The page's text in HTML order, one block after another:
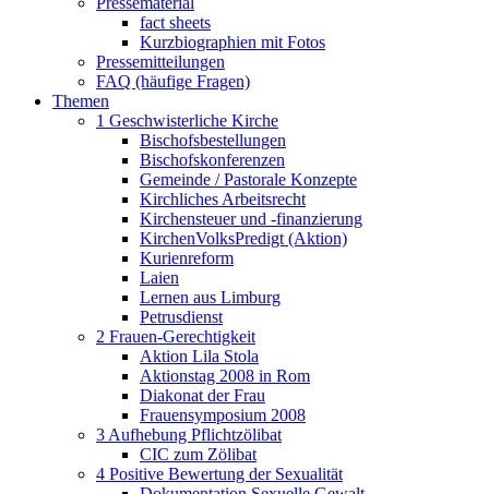
fact sheets
Kurzbiographien mit Fotos
Pressemitteilungen
FAQ (häufige Fragen)
Themen
1 Geschwisterliche Kirche
Bischofsbestellungen
Bischofskonferenzen
Gemeinde / Pastorale Konzepte
Kirchliches Arbeitsrecht
Kirchensteuer und -finanzierung
KirchenVolksPredigt (Aktion)
Kurienreform
Laien
Lernen aus Limburg
Petrusdienst
2 Frauen-Gerechtigkeit
Aktion Lila Stola
Aktionstag 2008 in Rom
Diakonat der Frau
Frauensymposium 2008
3 Aufhebung Pflichtzölibat
CIC zum Zölibat
4 Positive Bewertung der Sexualität